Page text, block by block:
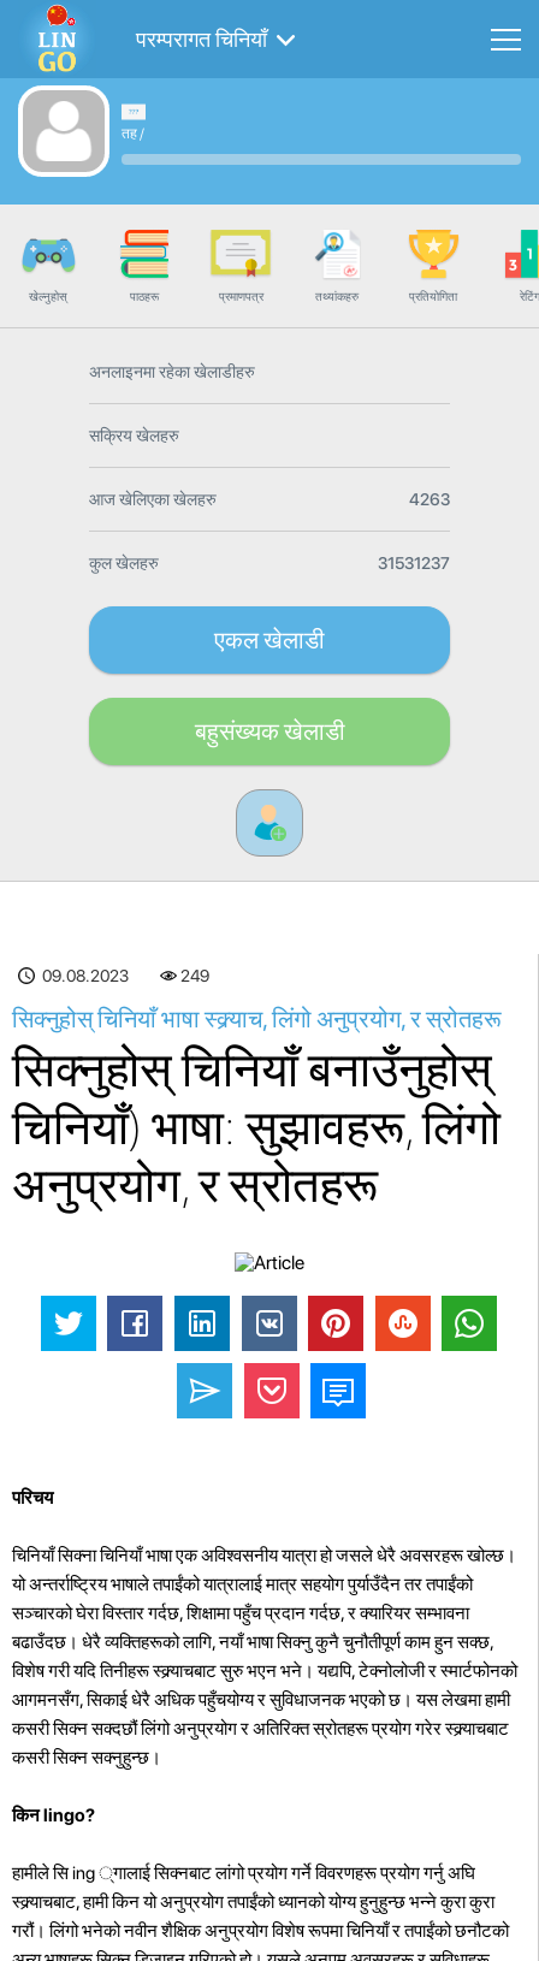
परम्परागत चिनियाँ
तह/
खेल्नुहोस् पाठहरू प्रमाणपत्र तथ्यांकहरु प्रतियोगिता रेटिंग
अनलाइनमा रहेका खेलाडीहरु
सक्रिय खेलहरु
आज खेलिएका खेलहरु 4263
कुल खेलहरु 31531237
एकल खेलाडी
बहुसंख्यक खेलाडी
09.08.2023 249
सिक्नुहोस् चिनियाँ भाषा स्क्र्याच, लिंगो अनुप्रयोग, र स्रोतहरू
सिक्नुहोस् चिनियाँ बनाउँनुहोस्
चिनियाँ) भाषा: सुझावहरू, लिंगो
अनुप्रयोग, र स्रोतहरू
परिचय
चिनियाँ सिक्ना चिनियाँ भाषा एक अविश्वसनीय यात्रा हो जसले धेरै अवसरहरू खोल्छ।
यो अन्तर्राष्ट्रिय भाषाले तपाईंको यात्रालाई मात्र सहयोग पुर्याउँदैन तर तपाईंको
सञ्चारको घेरा विस्तार गर्दछ, शिक्षामा पहुँच प्रदान गर्दछ, र क्यारियर सम्भावना
बढाउँदछ। धेरै व्यक्तिहरूको लागि, नयाँ भाषा सिक्नु कुनै चुनौतीपूर्ण काम हुन सक्छ,
विशेष गरी यदि तिनीहरू स्क्र्याचबाट सुरु भएन भने। यद्यपि, टेक्नोलोजी र स्मार्टफोनको
आगमनसँग, सिकाई धेरै अधिक पहुँचयोग्य र सुविधाजनक भएको छ। यस लेखमा हामी
कसरी सिक्न सक्दछौं लिंगो अनुप्रयोग र अतिरिक्त स्रोतहरू प्रयोग गरेर स्क्र्याचबाट
कसरी सिक्न सक्नुहुन्छ।
किन lingo?
हामीले सि ing ्गालाई सिक्नबाट लांगो प्रयोग गर्ने विवरणहरू प्रयोग गर्नु अघि
स्क्र्याचबाट, हामी किन यो अनुप्रयोग तपाईंको ध्यानको योग्य हुनुहुन्छ भन्ने कुरा कुरा
गरौं। लिंगो भनेको नवीन शैक्षिक अनुप्रयोग विशेष रूपमा चिनियाँ र तपाईंको छनौटको